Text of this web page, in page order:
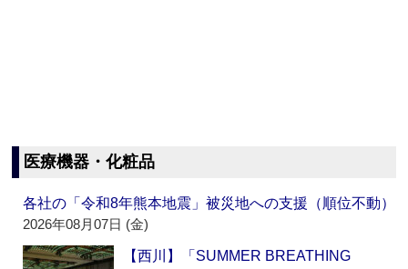
医療機器・化粧品
各社の「令和8年熊本地震」被災地への支援（順位不動）
2026年08月07日 (金)
【西川】「SUMMER BREATHING